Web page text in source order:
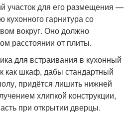
участок для его размещения —
кухонного гарнитура со
вокруг. Оно должно
расстоянии от плиты.
для встраивания в кухонный
как шкаф, дабы стандартный
придётся лишить нижней
хлипкой конструкции,
при открытии дверцы.